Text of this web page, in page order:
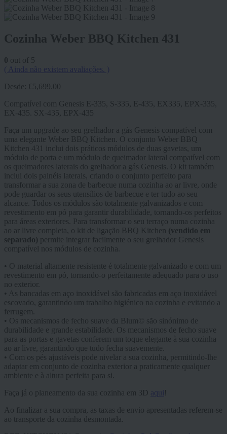
Cozinha Weber BBQ Kitchen 431
0 out of 5
( Ainda não existem avaliações. )
Desde: € 5,699.00
Compatível com Genesis E-335, S-335, E-435, EX335, EPX-335,
EX-435. SX-435, EPX-435
Faça um upgrade ao seu grelhador a gás Genesis compatível com
uma elegante Weber BBQ Kitchen. O conjunto Weber BBQ
Kitchen 431 inclui dois práticos módulos de duas gavetas, um
módulo de porta e um módulo de queimador lateral compatível com
os queimadores laterais do grelhador a gás Genesis. O kit também
inclui dois painéis laterais, criando o conjunto perfeito para
transformar a sua zona de barbecue numa cozinha ao ar livre, onde
pode guardar os seus utensílios de barbecue e ter tudo ao seu
alcance. Todos os módulos são totalmente galvanizados e com
revestimento em pó para garantir durabilidade, tornando-os perfeitos
para áreas exteriores. Para transformar o seu terraço numa cozinha
ao ar livre completa, o kit de ligação BBQ Kitchen (vendido em
separado) permite integrar facilmente o seu grelhador Genesis
compatível nos módulos de cozinha.
• O material altamente resistente é totalmente galvanizado e com um
revestimento em pó, tornando-o perfeitamente adequado para o uso
no exterior.
• As bancadas em aço inoxidável são fabricadas em aço inoxidável
escovado, garantindo um trabalho higiénico na cozinha e evitando a
ferrugem.
• Os mecanismos de fecho suave da Blum© são sinónimo de
durabilidade e grande estabilidade. Os mecanismos de fecho suave
para as portas e gavetas conferem um toque elegante à sua cozinha
ao ar livre, garantindo que tudo fecha suavemente.
• Com os pés ajustáveis pode nivelar a sua cozinha, permitindo-lhe
adaptar em conjunto de cozinha exterior a praticamente qualquer
ambiente e à altura perfeita para si.
Faça já o planeamento da sua cozinha em 3D aqui
!
Ao finalizar a sua compra, as taxas de envio apresentadas referem-se
ao transporte da cozinha desmontada.